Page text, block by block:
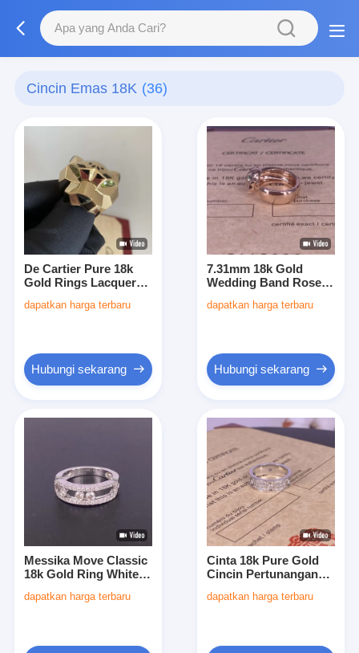
Cincin Emas 18K (36)
De Cartier Pure 18k
Gold Rings Lacquer
Gold Band Wanita
dapatkan harga terbaru
Hubungi sekarang
7.31mm 18k Gold
Wedding Band Rose
Wedding Band
dapatkan harga terbaru
Hubungi sekarang
Messika Move Classic
18k Gold Ring White
Wedding Ring Dengan
dapatkan harga terbaru
Cinta 18k Pure Gold
Cincin Pertunangan
Diamond Ring Pria
dapatkan harga terbaru